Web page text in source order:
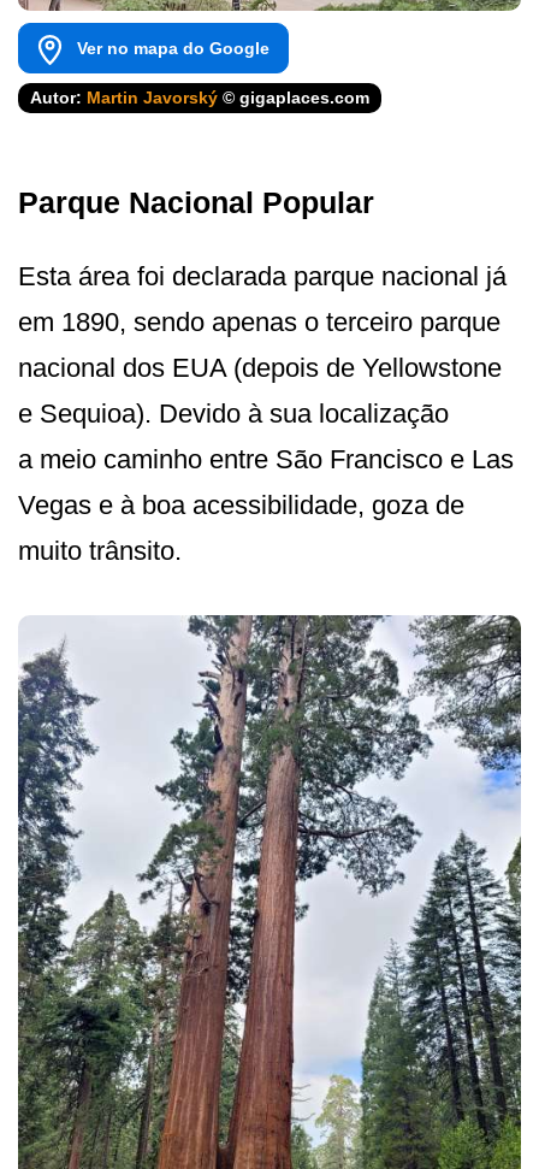
Ver no mapa do Google
Autor: Martin Javorský © gigaplaces.com
Parque Nacional Popular
Esta área foi declarada parque nacional já
em 1890, sendo apenas o terceiro parque
nacional dos EUA (depois de Yellowstone
e Sequioa). Devido à sua localização
a meio caminho entre São Francisco e Las
Vegas e à boa acessibilidade, goza de
muito trânsito.